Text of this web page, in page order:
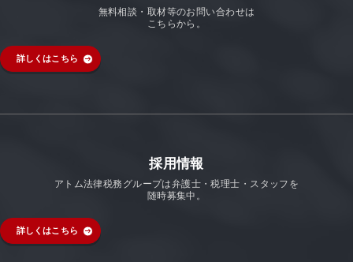
無料相談・取材等のお問い合わせは
こちらから。
詳しくはこちら
採用情報
アトム法律税務グループは弁護士・税理士・スタッフを
随時募集中。
詳しくはこちら